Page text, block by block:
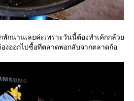
กนานเลยค่ะเพราะวันนี้ต้องทำเค้กกล้ว
งออกไปซื้อที่ตลาดพอกลับจากตลาดก้อ